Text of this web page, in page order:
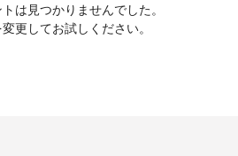
は見つかりませんでした。
更してお試しください。